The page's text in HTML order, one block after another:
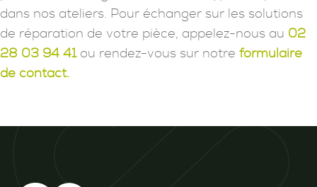
dans nos ateliers. Pour échanger sur les solutions
de réparation de votre pièce, appelez-nous au 02
28 03 94 41ou rendez-vous sur notre formulaire
de contact.